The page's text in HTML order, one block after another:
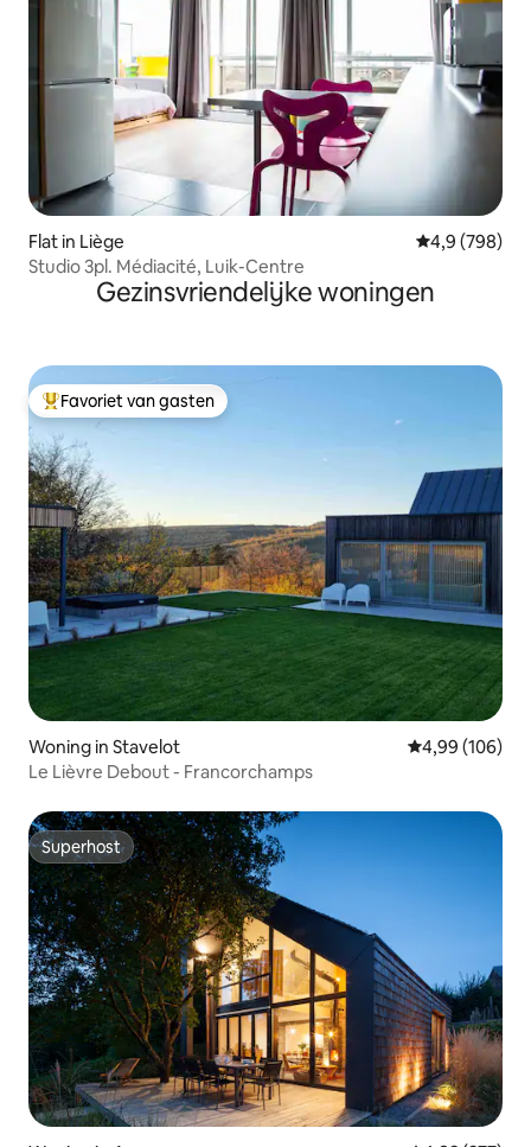
Flat in Liège Gemiddelde
4,9 (798)
Studio 3pl. Médiacité, Luik-Centre
Gezinsvriendelijke woningen
Topfavoriet van gasten
Favoriet van gasten
Woning in Stavelot Gemiddelde
4,99 (106)
Le Lièvre Debout - Francorchamps
Superhost
Superhost